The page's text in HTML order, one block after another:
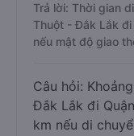
Trả lời: Thời gian
Thuột - Đắk Lắk đi
nếu mật độ giao
Câu hỏi:
Đắk Lắk đi
km nếu di